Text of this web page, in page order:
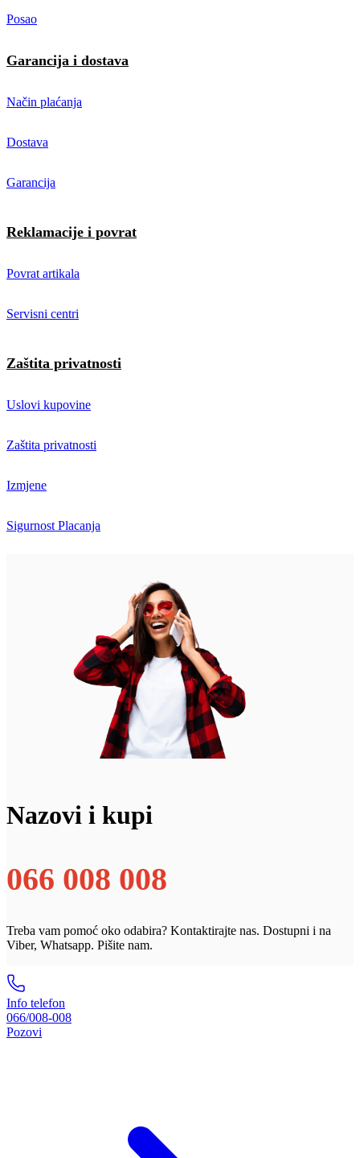
Posao
Garancija i dostava
Način plaćanja
Dostava
Garancija
Reklamacije i povrat
Povrat artikala
Servisni centri
Zaštita privatnosti
Uslovi kupovine
Zaštita privatnosti
Izmjene
Sigurnost Placanja
Nazovi i kupi
066 008 008
Treba vam pomoć oko odabira? Kontaktirajte nas. Dostupni i na
Viber, Whatsapp. Pišite nam.
Info telefon
066/008-008
Pozovi